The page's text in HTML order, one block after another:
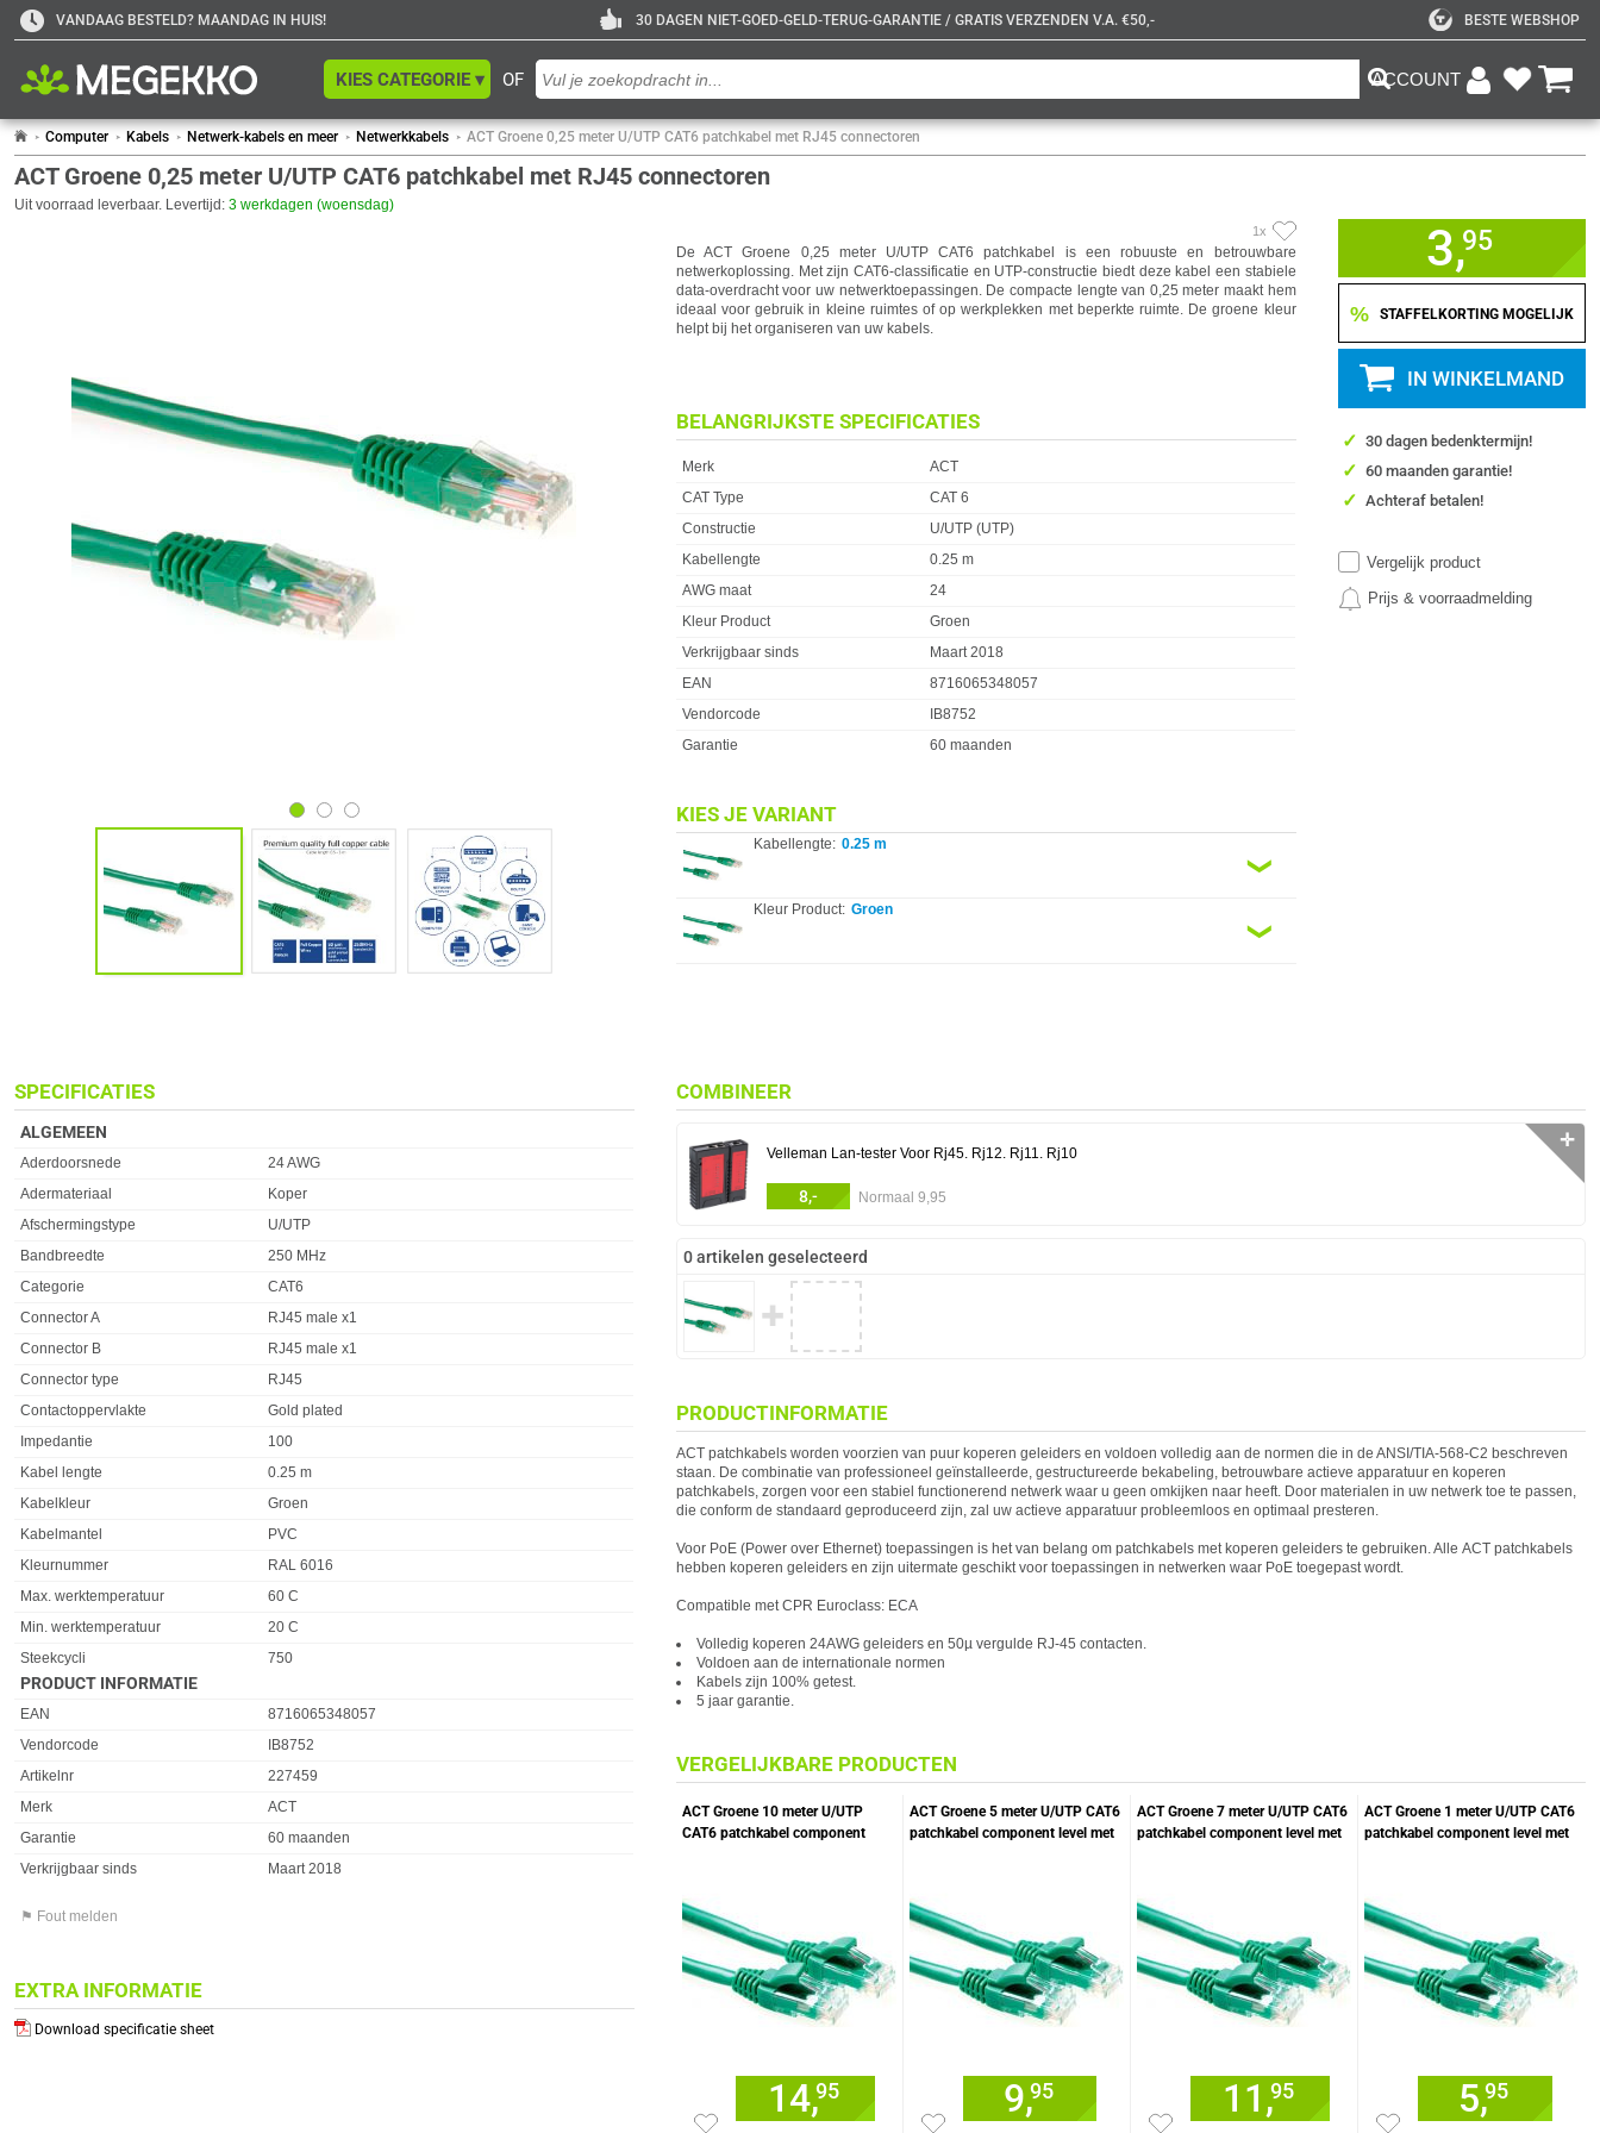
VANDAAG BESTELD? MAANDAG IN HUIS! 30 DAGEN NIET-GOED-GELD-TERUG-GARANTIE / GRATIS VERZENDEN V.A. €50,- BESTE WEBSHOP
OF
KIES CATEGORIE ▾ ACCOUNT
Computer Kabels Netwerk-kabels en meer Netwerkkabels ACT Groene 0,25 meter U/UTP CAT6 patchkabel met RJ45 connectoren
ACT Groene 0,25 meter U/UTP CAT6 patchkabel met RJ45 connectoren
Uit voorraad leverbaar. Levertijd: 3 werkdagen (woensdag)
1x
De ACT Groene 0,25 meter U/UTP CAT6 patchkabel is een robuuste en betrouwbare
netwerkoplossing. Met zijn CAT6-classificatie en UTP-constructie biedt deze kabel een stabiele
data-overdracht voor uw netwerktoepassingen. De compacte lengte van 0,25 meter maakt hem
ideaal voor gebruik in kleine ruimtes of op werkplekken met beperkte ruimte. De groene kleur
helpt bij het organiseren van uw kabels.
BELANGRIJKSTE SPECIFICATIES
Eigenschap
Merk
ACT
CAT Type
CAT 6
Constructie
U/UTP (UTP)
Kabellengte
0.25 m
AWG maat
24
Kleur Product
Groen
Verkrijgbaar sinds
Maart 2018
EAN
8716065348057
Vendorcode
IB8752
Garantie
60 maanden
KIES JE VARIANT
Kabellengte: 0.25 m
❮
Kleur Product: Groen
❮
3,95
% STAFFELKORTING MOGELIJK
IN WINKELMAND
✓ 30 dagen bedenktermijn!
✓ 60 maanden garantie!
✓ Achteraf betalen!
Vergelijk product
Prijs & voorraadmelding
SPECIFICATIES
ALGEMEEN
Eigenschap Waarde
Aderdoorsnede
24 AWG
Adermateriaal
Koper
Afschermingstype
U/UTP
Bandbreedte
250 MHz
Categorie
CAT6
Connector A
RJ45 male x1
Connector B
RJ45 male x1
Connector type
RJ45
Contactoppervlakte
Gold plated
Impedantie
100
Kabel lengte
0.25 m
Kabelkleur
Groen
Kabelmantel
PVC
Kleurnummer
RAL 6016
Max. werktemperatuur
60 C
Min. werktemperatuur
20 C
Steekcycli
750
PRODUCT INFORMATIE
EAN
8716065348057
Vendorcode
IB8752
Artikelnr
227459
Merk
ACT
Garantie
60 maanden
Verkrijgbaar sinds
Maart 2018
⚑ Fout melden
EXTRA INFORMATIE
Download specificatie sheet
COMBINEER
Velleman Lan-tester Voor Rj45. Rj12. Rj11. Rj10
8,- Normaal 9,95
✛
0 artikelen geselecteerd
✚
PRODUCTINFORMATIE
ACTpatchkabels worden voorzien van puur koperen geleiders en voldoen volledig aan de normen die in de ANSI/TIA-568-C2 beschreven
staan. De combinatie van professioneel geïnstalleerde, gestructureerde bekabeling, betrouwbare actieve apparatuur en koperen
patchkabels, zorgen voor een stabiel functionerend netwerk waar u geen omkijken naar heeft. Door materialen in uw netwerk toe te passen,
die conform de standaard geproduceerd zijn, zal uw actieve apparatuur probleemloos en optimaal presteren.
Voor PoE (Power over Ethernet) toepassingen is het van belang om patchkabels met koperen geleiders te gebruiken. Alle ACTpatchkabels
hebben koperen geleiders en zijn uitermate geschikt voor toepassingen in netwerken waar PoE toegepast wordt.
Compatible met CPR Euroclass: ECA
Volledig koperen 24AWG geleiders en 50µ vergulde RJ-45 contacten.
Voldoen aan de internationale normen
Kabels zijn 100% getest.
5 jaar garantie.
VERGELIJKBARE PRODUCTEN
ACT Groene 10 meter U/UTP
CAT6 patchkabel component
14,95
ACT Groene 5 meter U/UTP CAT6
patchkabel component level met
9,95
ACT Groene 7 meter U/UTP CAT6
patchkabel component level met
11,95
ACT Groene 1 meter U/UTP CAT6
patchkabel component level met
5,95